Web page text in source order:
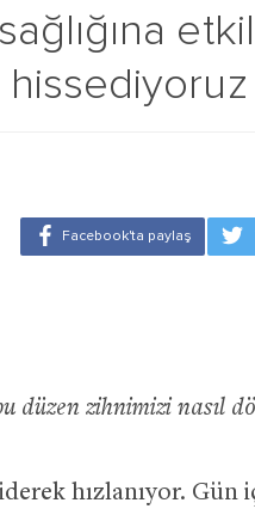
düzen zihnimizi nasıl
hızlanıyor.